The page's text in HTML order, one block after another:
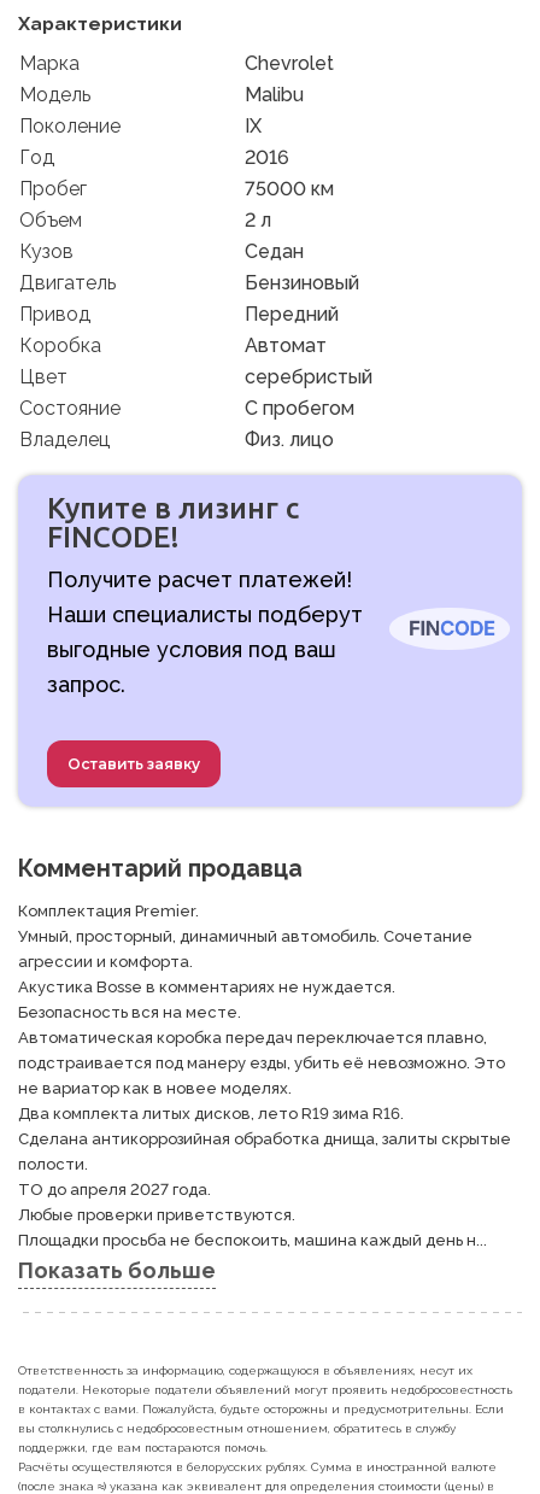
Характеристики
Марка
Chevrolet
Модель
Malibu
Поколение
IX
Год
2016
Пробег
75000 км
Объем
2 л
Кузов
Седан
Двигатель
Бензиновый
Привод
Передний
Коробка
Автомат
Цвет
серебристый
Состояние
C пробегом
Владелец
Физ. лицо
Купите в лизинг с
FINCODE!
Получите расчет платежей!
Наши специалисты подберут
выгодные условия под ваш
запрос.
Оставить заявку
Комментарий продавца
Комплектация Premier.
Умный, просторный, динамичный автомобиль. Сочетание
агрессии и комфорта.
Акустика Bosse в комментариях не нуждается.
Безопасность вся на месте.
Автоматическая коробка передач переключается плавно,
подстраивается под манеру езды, убить её невозможно. Это
не вариатор как в новее моделях.
Два комплекта литых дисков, лето R19 зима R16.
Сделана антикоррозийная обработка днища, залиты скрытые
полости.
ТО до апреля 2027 года.
Любые проверки приветствуются.
Площадки просьба не беспокоить, машина каждый день н...
Показать больше
Ответственность за информацию, содержащуюся в объявлениях, несут их
податели. Некоторые податели объявлений могут проявить недобросовестность
в контактах с вами. Пожалуйста, будьте осторожны и предусмотрительны. Если
вы столкнулись с недобросовестным отношением, обратитесь в службу
поддержки, где вам постараются помочь.
Расчёты осуществляются в белорусских рублях. Сумма в иностранной валюте
(после знака ≈) указана как эквивалент для определения стоимости (цены) в